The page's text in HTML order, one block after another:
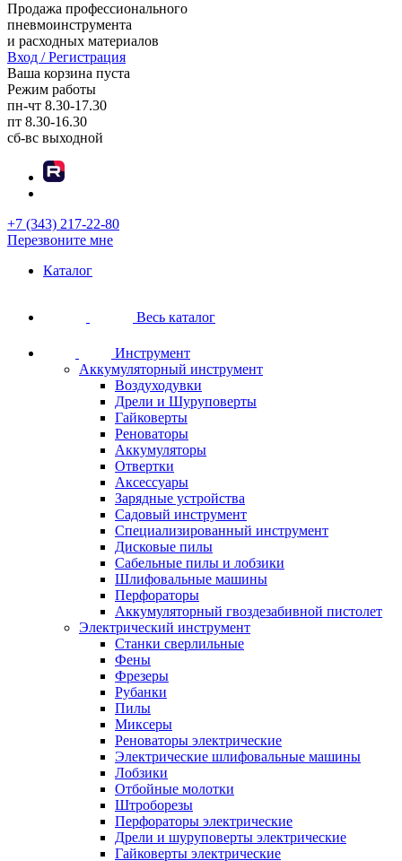
Продажа профессионального
пневмоинструмента
и расходных материалов
Вход / Регистрация
Ваша корзина пуста
Режим работы
пн-чт 8.30-17.30
пт 8.30-16.30
сб-вс выходной
+7 (343) 217-22-80
Перезвоните мне
Каталог
Весь каталог
Инструмент
Аккумуляторный инструмент
Воздуходувки
Дрели и Шуруповерты
Гайковерты
Реноваторы
Аккумуляторы
Отвертки
Аксессуары
Зарядные устройства
Садовый инструмент
Специализированный инструмент
Дисковые пилы
Сабельные пилы и лобзики
Шлифовальные машины
Перфораторы
Аккумуляторный гвоздезабивной пистолет
Электрический инструмент
Станки сверлильные
Фены
Фрезеры
Рубанки
Пилы
Миксеры
Реноваторы электрические
Электрические шлифовальные машины
Лобзики
Отбойные молотки
Штроборезы
Перфораторы электрические
Дрели и шуруповерты электрические
Гайковерты электрические